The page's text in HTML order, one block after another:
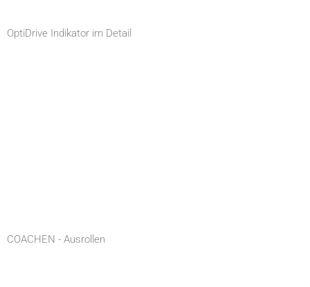
OptiDrive Indikator im Detail
COACHEN - Ausrollen